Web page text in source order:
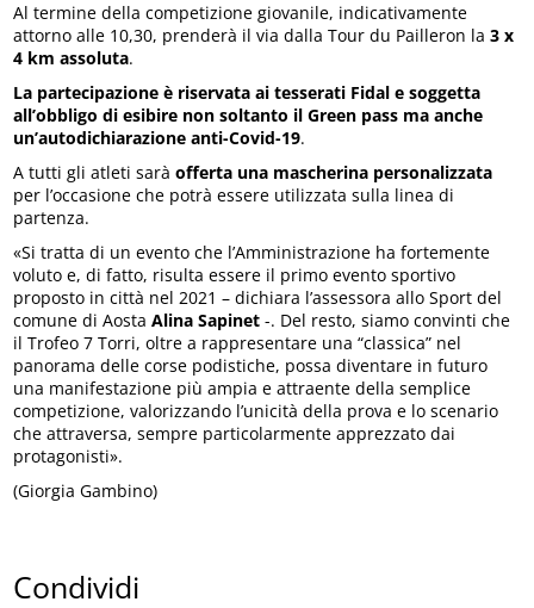
Al termine della competizione giovanile, indicativamente
attorno alle 10,30, prenderà il via dalla Tour du Pailleron la3 x
4 km assoluta.
La partecipazione è riservata ai tesserati Fidal e soggetta
all’obbligo di esibire non soltanto il Green pass ma anche
un’autodichiarazione anti-Covid-19.
A tutti gli atleti sarà offerta una mascherina personalizzata
per l’occasione che potrà essere utilizzata sulla linea di
partenza.
«Si tratta di un evento che l’Amministrazione ha fortemente
voluto e, di fatto, risulta essere il primo evento sportivo
proposto in città nel 2021 – dichiara l’assessora allo Sport del
comune di AostaAlina Sapinet -. Del resto, siamo convinti che
il Trofeo 7 Torri, oltre a rappresentare una “classica” nel
panorama delle corse podistiche, possa diventare in futuro
una manifestazione più ampia e attraente della semplice
competizione, valorizzando l’unicità della prova e lo scenario
che attraversa, sempre particolarmente apprezzato dai
protagonisti».
(Giorgia Gambino)
Condividi